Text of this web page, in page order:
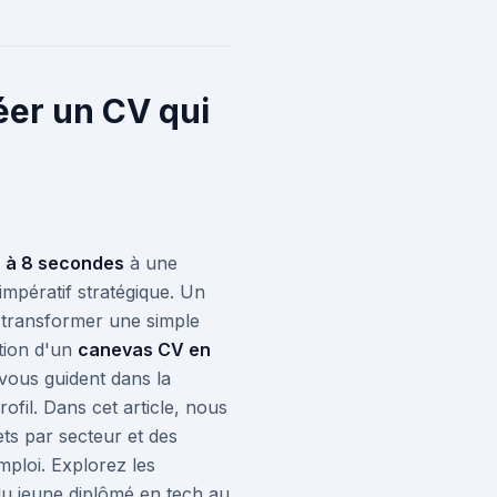
un CV qui
à 8 secondes à une
stratégique. Un
une simple
d'un canevas CV en
guident dans la
Dans cet article, nous
par secteur et des
Explorez les